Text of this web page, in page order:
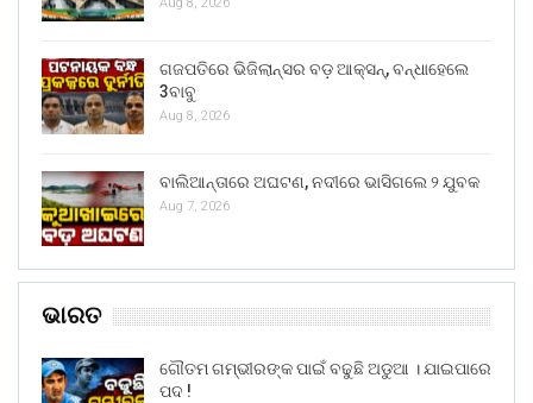
Aug 8, 2026
ଗଜପତିରେ ଭିଜିଲାନ୍ସର ବଡ଼ ଆକ୍ସନ୍, ବନ୍ଧାହେଲେ
3ବାବୁ
Aug 8, 2026
ବାଲିଆନ୍ତାରେ ଅଘଟଣ, ନଦୀରେ ଭାସିଗଲେ ୨ ଯୁବକ
Aug 7, 2026
ଭାରତ
ଗୌତମ ଗମ୍ଭୀରଙ୍କ ପାଇଁ ବଢୁଛି ଅଡୁଆ । ଯାଇପାରେ
ପଦ !